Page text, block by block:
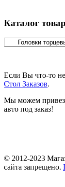
Каталог
Если Вы что-то не
Стол Заказов.
Мы можем
авто под заказ!
© 2012-2023
сайта запрещено.